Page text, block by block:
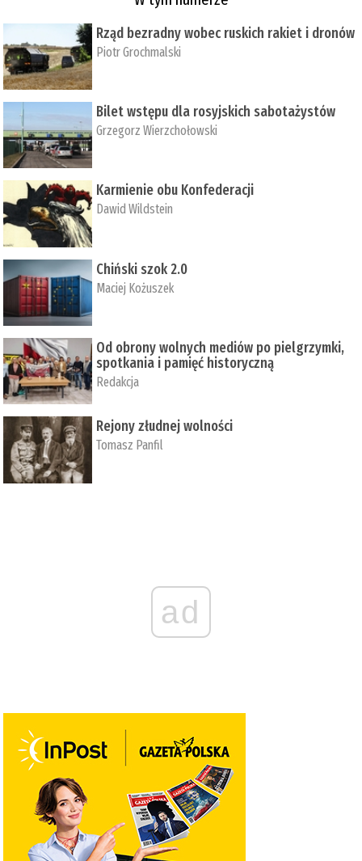
Rząd bezradny wobec ruskich rakiet i dronów
Piotr Grochmalski
Bilet wstępu dla rosyjskich sabotażystów
Grzegorz Wierzchołowski
Karmienie obu Konfederacji
Dawid Wildstein
Chiński szok 2.0
Maciej Kożuszek
Od obrony wolnych mediów po pielgrzymki,
spotkania i pamięć historyczną
Redakcja
Rejony złudnej wolności
Tomasz Panfil
ad